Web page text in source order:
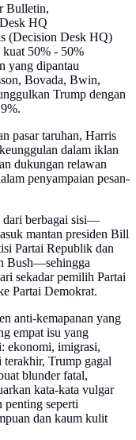
Bulletin,
HQ
(Decision Desk HQ)
kuat 50% - 50%
yang dipantau
Bovada, Bwin,
Trump dengan
pasar taruhan, Harris
dalam iklan
dukungan relawan
penyampaian pesan-
dari berbagai sisi—
mantan presiden Bill
Partai Republik dan
Bush—sehingga
sekadar pemilih Partai
Partai Demokrat.
anti-kemapanan yang
empat isu yang
ekonomi, imigrasi,
Trump gagal
blunder fatal,
kata-kata vulgar
penting seperti
dan kaum kulit